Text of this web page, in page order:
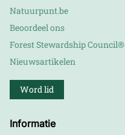
Natuurpunt.be
Beoordeel ons
Forest Stewardship Council®
Nieuwsartikelen
Word lid
Informatie